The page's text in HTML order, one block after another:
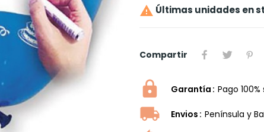
 Últimas unidades en
Compartir
Garantía Pago
Envios Península y